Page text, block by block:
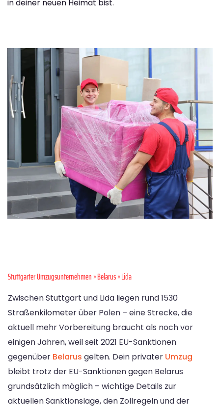
in deiner neuen Heimat bist.
Stuttgarter Umzugsunternehmen»Belarus» Lida
Zwischen Stuttgart und Lida liegen rund 1530
Straßenkilometer über Polen – eine Strecke, die
aktuell mehr Vorbereitung braucht als noch vor
einigen Jahren, weil seit 2021 EU-Sanktionen
gegenüber Belarus gelten. Dein privater Umzug
bleibt trotz der EU-Sanktionen gegen Belarus
grundsätzlich möglich – wichtige Details zur
aktuellen Sanktionslage, den Zollregeln und der